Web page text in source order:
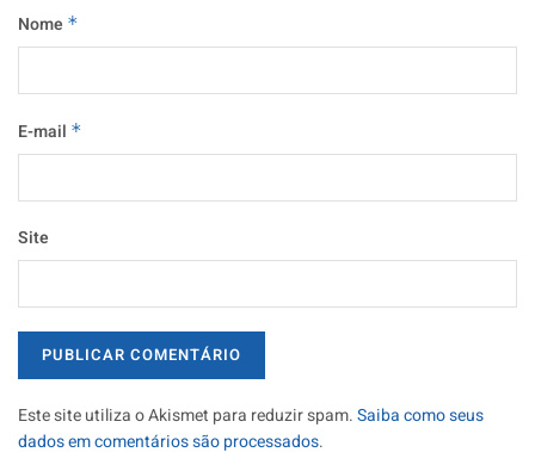
Nome *
E-mail *
Site
Este site utiliza o Akismet para reduzir spam.Saiba como seus
dados em comentários são processados.